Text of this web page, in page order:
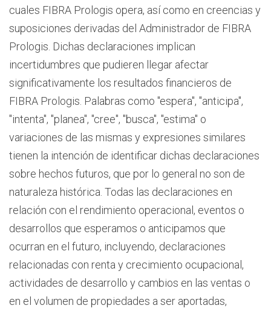
cuales FIBRA Prologis opera, así como en creencias y
suposiciones derivadas del Administrador de FIBRA
Prologis. Dichas declaraciones implican
incertidumbres que pudieren llegar afectar
significativamente los resultados financieros de
FIBRA Prologis. Palabras como "espera", "anticipa",
"intenta", "planea", "cree", "busca", "estima" o
variaciones de las mismas y expresiones similares
tienen la intención de identificar dichas declaraciones
sobre hechos futuros, que por lo general no son de
naturaleza histórica. Todas las declaraciones en
relación con el rendimiento operacional, eventos o
desarrollos que esperamos o anticipamos que
ocurran en el futuro, incluyendo, declaraciones
relacionadas con renta y crecimiento ocupacional,
actividades de desarrollo y cambios en las ventas o
en el volumen de propiedades a ser aportadas,